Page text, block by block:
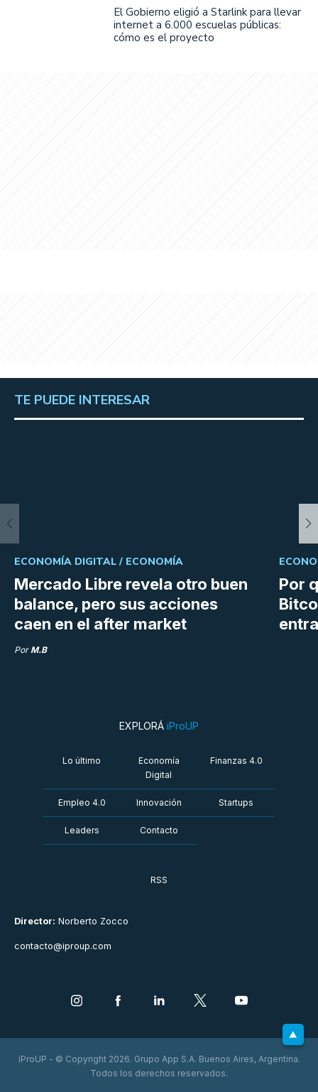
El Gobierno eligió a Starlink para llevar
internet a 6.000 escuelas públicas:
cómo es el proyecto
TE PUEDE INTERESAR
Mercado Libre revela otro buen
balance, pero sus acciones
caen en el after market
ECONOMÍA DIGITAL / ECONOMÍA
Por M.B
Por
Director: Norberto Zocco
contacto@iproup.com
EXPLORÁ iProUP
Lo último
Economía
Digital
Finanzas 4.0
Empleo 4.0 Innovación Startups
Leaders Contacto
RSS
iProUP - © Copyright 2026. Grupo App S.A. Buenos Aires, Argentina.
Todos los derechos reservados.